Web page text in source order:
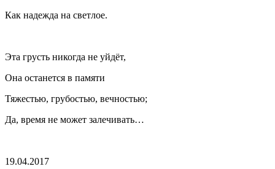
Как надежда на светлое.
Эта грусть никогда не уйдёт,
Она останется в памяти
Тяжестью, грубостью, вечностью;
Да, время не может залечивать…
19.04.2017